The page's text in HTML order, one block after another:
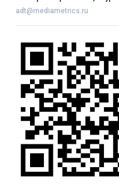
adt@mediametrics.ru